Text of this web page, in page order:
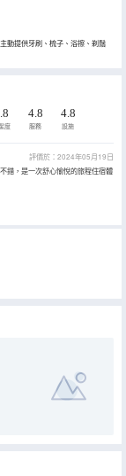
動提供牙刷、梳子、浴擦、剃鬚
度
4.8
服務
4.8
設施
評價於：2024年05月19日
錯，是一次舒心愉悅的旅程住宿體